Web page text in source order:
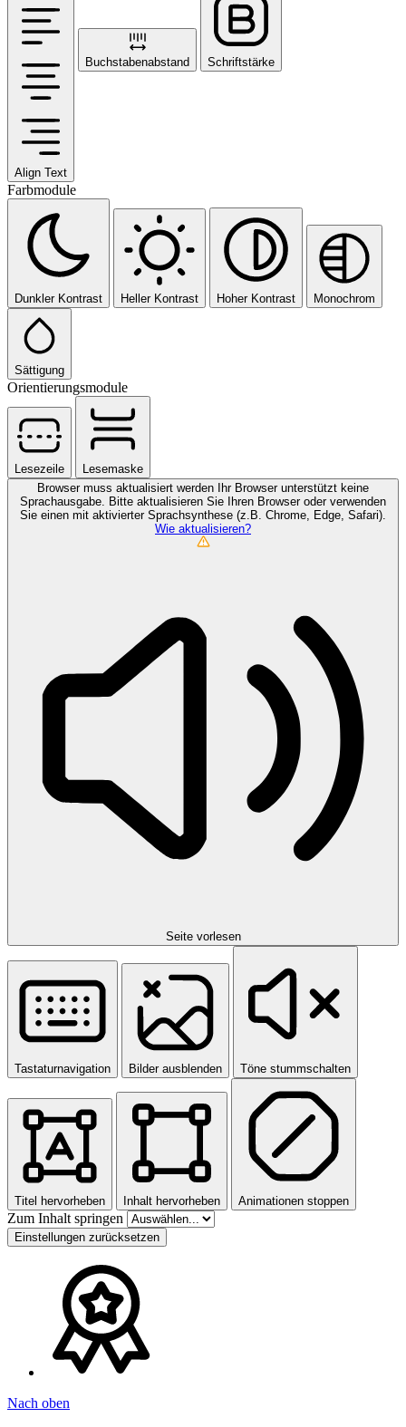
Align Text
Buchstabenabstand Schriftstärke
Farbmodule
Dunkler Kontrast Heller Kontrast Hoher Kontrast Monochrom
Sättigung
Orientierungsmodule
Lesezeile
Lesemaske
Browser muss aktualisiert werden Ihr Browser unterstützt keine
Sprachausgabe. Bitte aktualisieren Sie Ihren Browser oder verwenden
Sie einen mit aktivierter Sprachsynthese (z.B. Chrome, Edge, Safari).
Wie aktualisieren?
Seite vorlesen
Tastaturnavigation Bilder ausblenden Töne stummschalten
Titel hervorheben Inhalt hervorheben Animationen stoppen
Zum Inhalt springen
Einstellungen zurücksetzen
Nach oben